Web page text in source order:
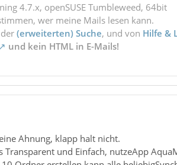
4.7.x, openSUSE Tumbleweed, 64bit
wer meine Mails lesen kann.
(erweiterten) Suche, und von Hilfe &
und kein HTML in E-Mails!
Ahnung, klapp halt nicht.
Transparent und Einfach, nutzeApp